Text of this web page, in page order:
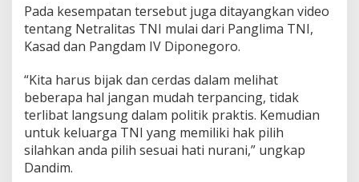
a
k
o
d
m
Pada kesempatan tersebut juga ditayangkan video
tentang Netralitas TNI mulai dari Panglima TNI,
Kasad dan Pangdam IV Diponegoro.
“Kita harus bijak dan cerdas dalam melihat
beberapa hal jangan mudah terpancing, tidak
terlibat langsung dalam politik praktis. Kemudian
untuk keluarga TNI yang memiliki hak pilih
silahkan anda pilih sesuai hati nurani,” ungkap
Dandim.